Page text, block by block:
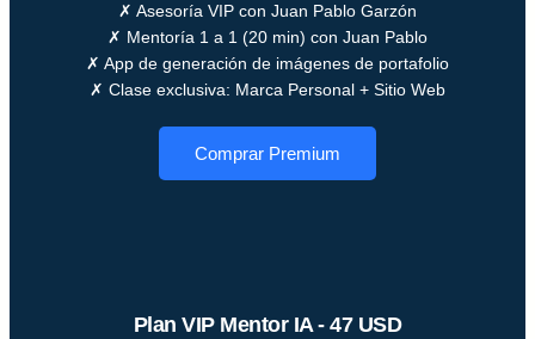
✗ Asesoría VIP con Juan Pablo Garzón
✗ Mentoría 1 a 1 (20 min) con Juan Pablo
✗ App de generación de imágenes de portafolio
✗ Clase exclusiva: Marca Personal + Sitio Web
Comprar Premium
Plan VIP Mentor IA - 47 USD